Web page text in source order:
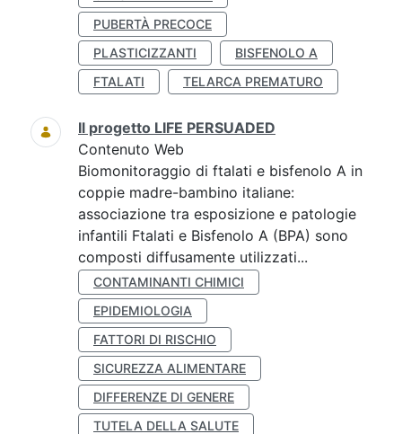
PUBERTÀ PRECOCE
PLASTICIZZANTI
BISFENOLO A
FTALATI
TELARCA PREMATURO
Il progetto LIFE PERSUADED
Contenuto Web
Biomonitoraggio di ftalati e bisfenolo A in
coppie madre-bambino italiane:
associazione tra esposizione e patologie
infantili Ftalati e Bisfenolo A (BPA) sono
composti diffusamente utilizzati...
CONTAMINANTI CHIMICI
EPIDEMIOLOGIA
FATTORI DI RISCHIO
SICUREZZA ALIMENTARE
DIFFERENZE DI GENERE
TUTELA DELLA SALUTE